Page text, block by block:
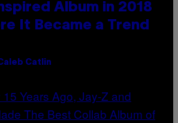
Album in 2018
It Became a Trend
Catlin